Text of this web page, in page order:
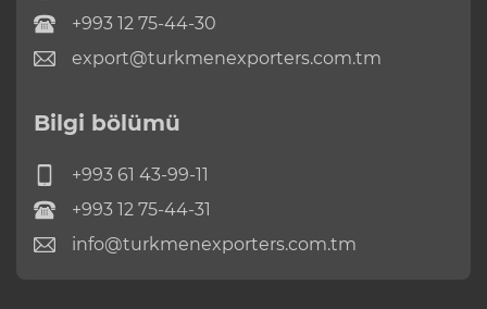
+993 12 75-44-30
export@turkmenexporters.com.tm
Bilgi bölümü
+993 61 43-99-11
+993 12 75-44-31
info@turkmenexporters.com.tm